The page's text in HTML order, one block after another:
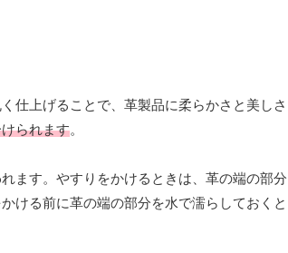
仕上げることで、革製品に柔らかさと美しさ
られます。
ます。やすりをかけるときは、革の端の部
ける前に革の端の部分を水で濡らしておく